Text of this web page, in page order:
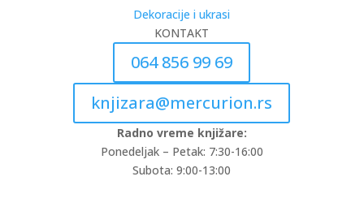
Dekoracije i ukrasi
KONTAKT
064 856 99 69
knjizara@mercurion.rs
Radno vreme knjižare:
Ponedeljak – Petak: 7:30-16:00
Subota: 9:00-13:00